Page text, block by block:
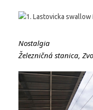
Nostalgia
Železničná stanica,